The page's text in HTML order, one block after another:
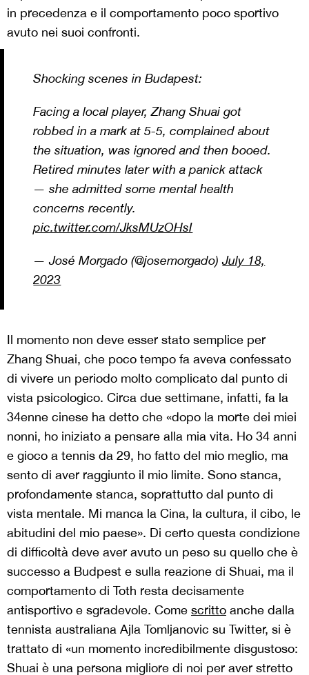
in precedenza e il comportamento poco sportivo
avuto nei suoi confronti.
Shocking scenes in Budapest:
Facing a local player, Zhang Shuai got
robbed in a mark at 5-5, complained about
the situation, was ignored and then booed.
Retired minutes later with a panick attack
— she admitted some mental health
concerns recently.
pic.twitter.com/JksMUzOHsI
— José Morgado (@josemorgado)July 18,
2023
Il momento non deve esser stato semplice per
Zhang Shuai, che poco tempo fa aveva confessato
di vivere un periodo molto complicato dal punto di
vista psicologico. Circa due settimane, infatti, fa la
34enne cinese ha detto che «dopo la morte dei miei
nonni, ho iniziato a pensare alla mia vita. Ho 34 anni
e gioco a tennis da 29, ho fatto del mio meglio, ma
sento di aver raggiunto il mio limite. Sono stanca,
profondamente stanca, soprattutto dal punto di
vista mentale. Mi manca la Cina, la cultura, il cibo, le
abitudini del mio paese». Di certo questa condizione
di difficoltà deve aver avuto un peso su quello che è
successo a Budpest e sulla reazione di Shuai, ma il
comportamento di Toth resta decisamente
antisportivo e sgradevole. Come scritto anche dalla
tennista australiana Ajla Tomljanovic su Twitter, si è
trattato di «un momento incredibilmente disgustoso:
Shuai è una persona migliore di noi per aver stretto